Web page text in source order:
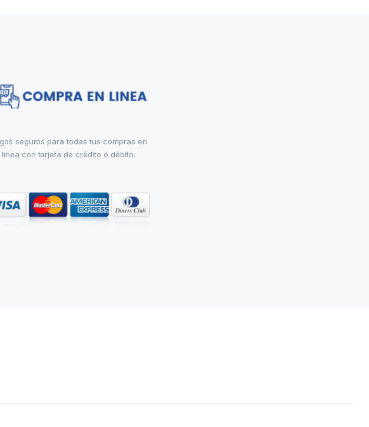
seguros para todas tus compras en
linea con tarjeta de crédito o débito.